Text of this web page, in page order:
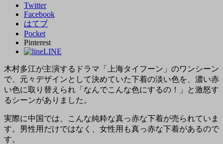
Twitter
Facebook
はてブ
Pocket
Pinterest
LINE
木村多江が主演するドラマ「上海タイフーン」のワンシーン
で、元々デザインとして決めていた下着の淡い色を、濃い赤
い色に取り替えられ「なんでこんな色にするの！」と激怒す
るシーンがありました。
実際に中国では、こんな純粋な真っ赤な下着が売られていま
す。男性用だけではなく、女性用も真っ赤な下着があるので
す。